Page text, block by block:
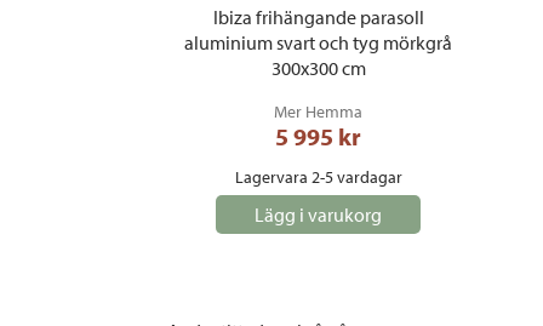
Ibiza frihängande parasoll
aluminium svart och tyg mörkgrå
300x300 cm
Mer Hemma
5 995 kr
Lagervara 2-5 vardagar
Lägg i varukorg